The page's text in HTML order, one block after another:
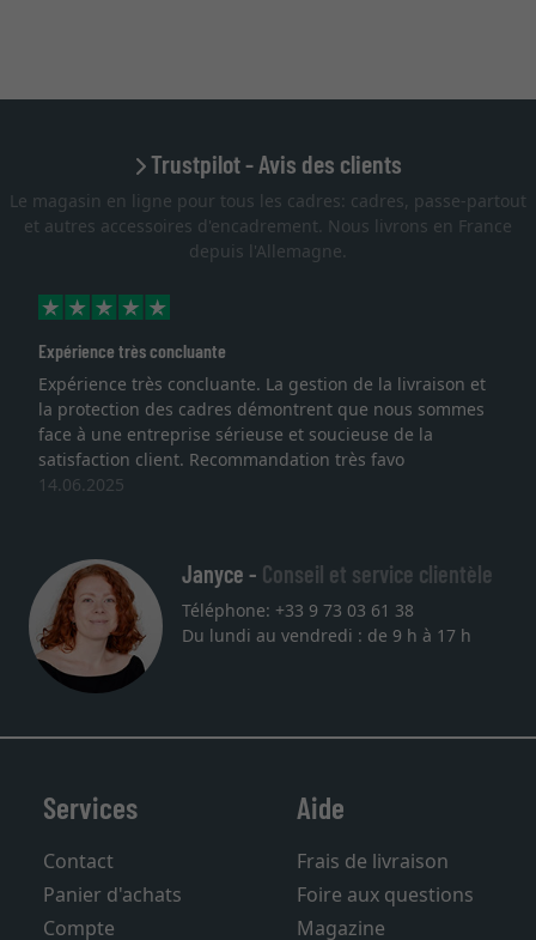
Trustpilot - Avis des clients
Le magasin en ligne pour tous les cadres: cadres, passe-partout
et autres accessoires d'encadrement. Nous livrons en France
depuis l'Allemagne.
Expérience très concluante
Expérience très concluante. La gestion de la livraison et
la protection des cadres démontrent que nous sommes
face à une entreprise sérieuse et soucieuse de la
satisfaction client. Recommandation très favo
14.06.2025
Janyce - Conseil et service clientèle
Téléphone: +33 9 73 03 61 38
Du lundi au vendredi : de 9 h à 17 h
Services
Contact
Panier d'achats
Compte
Aide
Frais de livraison
Foire aux questions
Magazine